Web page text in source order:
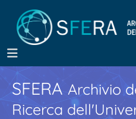
SFERA Archivio
Ricerca